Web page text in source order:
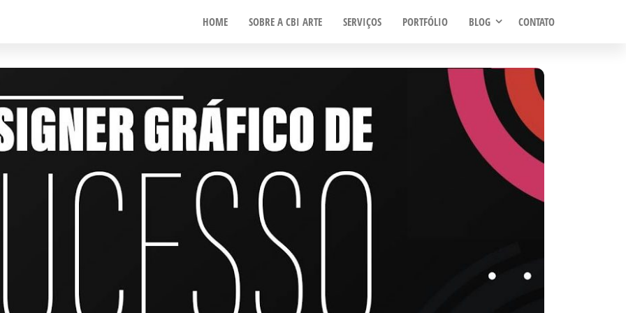
HOME SOBRE A CBI ARTE SERVIÇOS PORTFÓLIO BLOG CONTATO